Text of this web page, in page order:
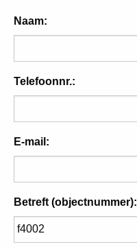
Naam:
Telefoonnr.:
E-mail:
Betreft (objectnummer):